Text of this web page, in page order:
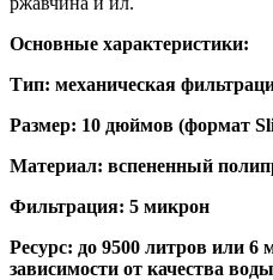
Основные характеристики:
Тип: механическая
Размер: 10 дюймов (формат
Материал: вспененный
Фильтрация: 5 микрон
Ресурс: до 9500 литров или 6
зависимости от качества